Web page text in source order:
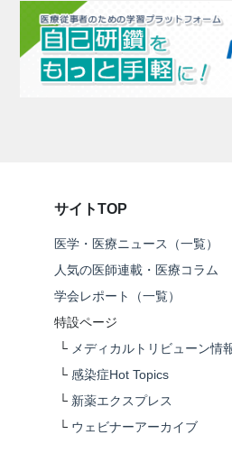
サイトTOP
医学・医療ニュース（一覧）
人気の医師連載・医療コラム
学会レポート（一覧）
特設ページ
└ メディカルトリビューン情
└ 感染症Hot Topics
└ 新薬エクスプレス
└ ウェビナーアーカイブ